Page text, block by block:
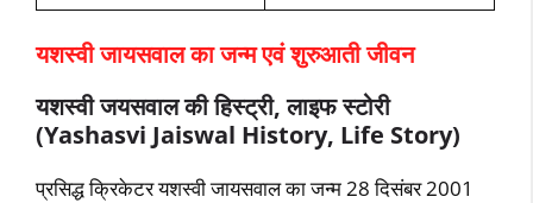
यशस्वी जायसवाल का जन्म एवं शुरुआती जीवन
यशस्वी जयसवाल की हिस्ट्री, लाइफ स्टोरी
(Yashasvi Jaiswal History, Life Story)
प्रसिद्ध क्रिकेटर यशस्वी जायसवाल का जन्म 28 दिसंबर 2001